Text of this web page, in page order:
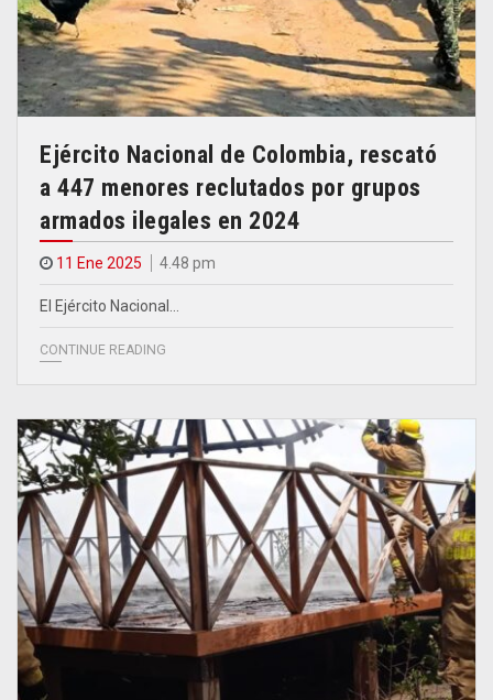
Ejército Nacional de Colombia, rescató
a 447 menores reclutados por grupos
armados ilegales en 2024
11 Ene 2025 4.48 pm
El Ejército Nacional…
CONTINUE READING